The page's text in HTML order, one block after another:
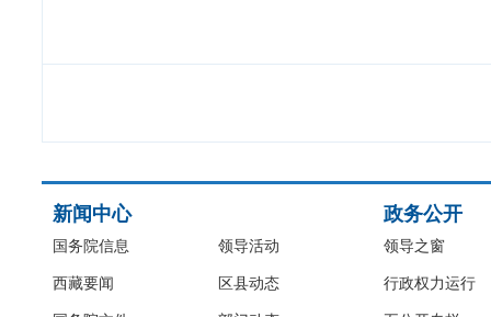
新闻中心
国务院信息
西藏要闻
领导活动
区县动态
政务公开
领导之窗
行政权力运行